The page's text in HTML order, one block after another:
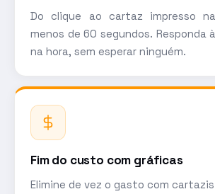
Do clique ao cartaz impresso
menos de 60 segundos. Responda
na hora, sem esperar ninguém.
Fim do custo com gráficas
Elimine de vez o gasto com